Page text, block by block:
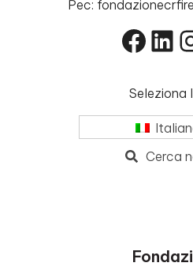
Pec:
Seleziona
Cerca